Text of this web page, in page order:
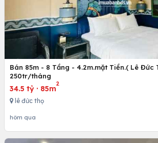
Bán 85m - 8 Tầng - 4.2m.mặt Tiền.( Lê Đức
250tr/tháng
34.5 tỷ · 85m
2
lê đức thọ
hôm qua